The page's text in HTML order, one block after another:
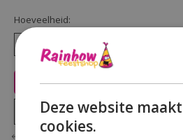
Hoeveelheid:
Toevoegen aan
Plaats
Deze website
cookies.